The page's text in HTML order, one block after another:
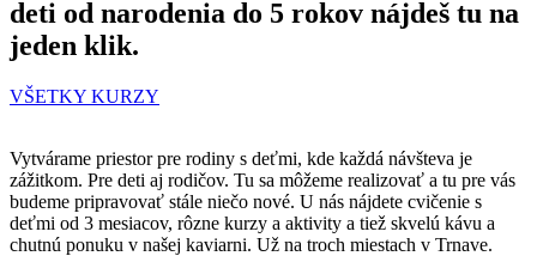
deti od narodenia do 5 rokov nájdeš tu na
jeden klik.
VŠETKY KURZY
Vytvárame priestor pre rodiny s deťmi, kde každá návšteva je
zážitkom. Pre deti aj rodičov. Tu sa môžeme realizovať a tu pre vás
budeme pripravovať stále niečo nové. U nás nájdete cvičenie s
deťmi od 3 mesiacov, rôzne kurzy a aktivity a tiež skvelú kávu a
chutnú ponuku v našej kaviarni. Už na troch miestach v Trnave.